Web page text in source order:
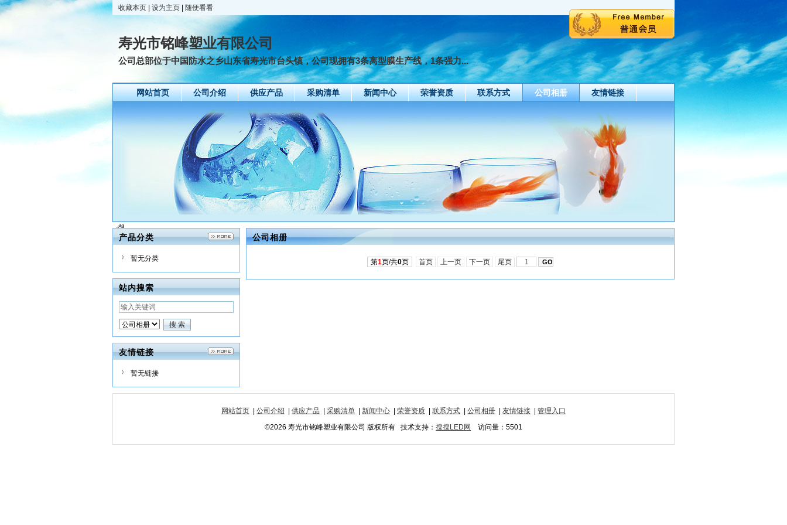
收藏本页 设为主页 随便看看
寿光市铭峰塑业有限公司
公司总部位于中国防水之乡山东省寿光市台头镇，公司现拥有3条离型膜生产线，1条强力...
网站首页 公司介绍 供应产品 采购清单 新闻中心 荣誉资质 联系方式 公司相册 友情链接
产品分类
暂无分类
站内搜索
友情链接
暂无链接
公司相册
第1页/共0页 首页 上一页 下一页 尾页
网站首页 公司介绍 供应产品 采购清单 新闻中心 荣誉资质 联系方式 公司相册 友情链接
管理入口
©2026 寿光市铭峰塑业有限公司 版权所有 技术支持： 搜搜LED网 访问量：5501